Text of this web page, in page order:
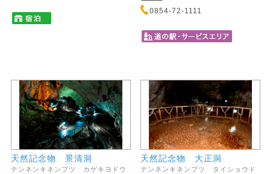
0854-72-1111
天然記念物 景清洞
テンネンキネンブツ カゲキヨドウ
天然記念物 大正洞
テンネンキネンブツ タイショウド